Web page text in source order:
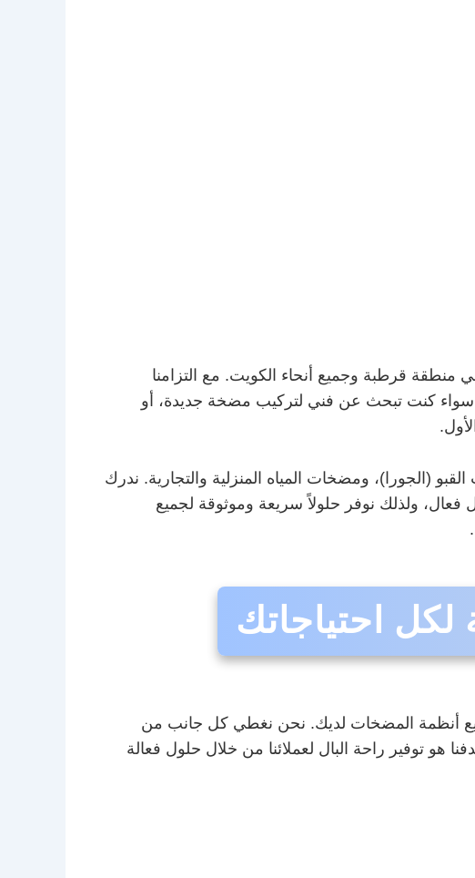
قرطبة وجميع أنحاء الكويت. مع التزامنا
ممتازة على مدار 24 ساعة طوال أيام الأسبوع. سواء كنت تبحث عن فني لتركيب مضخة جديدة، أو
ومضخات المياه المنزلية والتجارية. ندرك
ولذلك نوفر حلولاً سريعة وموثوقة لجميع
احتياجاتك
أنظمة المضخات لديك. نحن نغطي كل جانب من
هو توفير راحة البال لعملائنا من خلال حلول فعالة